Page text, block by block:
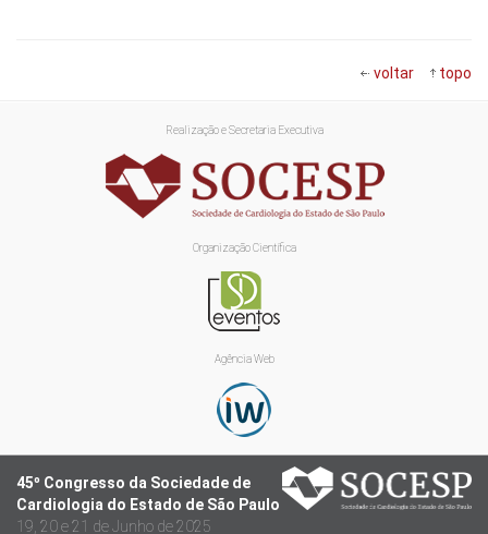
voltar topo
Realização e Secretaria Executiva
Organização Científica
Agência Web
45º Congresso da Sociedade de
Cardiologia do Estado de São Paulo
19, 20 e 21 de Junho de 2025